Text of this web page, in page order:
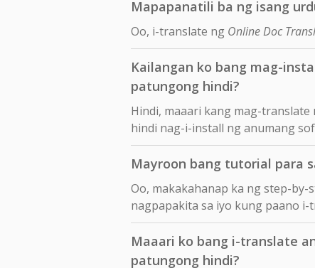
Mapapanatili ba ng isang
Oo, i-translate ng Online Doc
Kailangan ko bang mag-
patungong hindi?
Hindi, maaari kang mag-
hindi nag-i-install ng anumang
Mayroon bang tutorial para
Oo, makakahanap ka ng step-by-
nagpapakita sa iyo kung paano
Maaari ko bang i-translate
patungong hindi?